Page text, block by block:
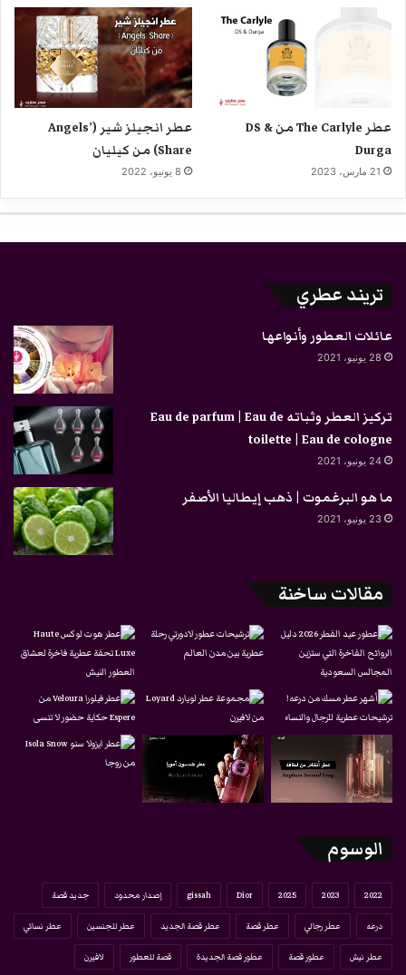
عطر The Carlyle من DS &
Durga
21 مارس، 2023
عطر انجيلز شير (Angels’
Share) من كيليان
8 يونيو، 2022
تريند عطري
عائلات العطور وأنواعها
28 يونيو، 2021
تركيز العطر وثباته Eau de parfum | Eau de
toilette | Eau de cologne
24 يونيو، 2021
ما هو البرغموت | ذهب إيطاليا الأصفر
23 يونيو، 2021
مقالات ساخنة
الوسوم
2022
2023
2025
Dior
gissah إصدار محدود جديد قصة
درعه عطر رجالي عطر قصة عطر قصة الجديد عطر للجنسين عطر نسائي
عطر نيش عطور قصة عطور قصة الجديدة قصة للعطور لافيرن